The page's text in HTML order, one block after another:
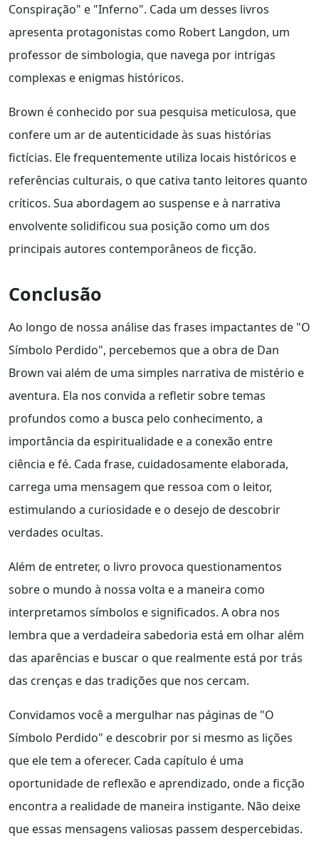
Conspiração" e "Inferno". Cada um desses livros
apresenta protagonistas como Robert Langdon, um
professor de simbologia, que navega por intrigas
complexas e enigmas históricos.
Brown é conhecido por sua pesquisa meticulosa, que
confere um ar de autenticidade às suas histórias
fictícias. Ele frequentemente utiliza locais históricos e
referências culturais, o que cativa tanto leitores quanto
críticos. Sua abordagem ao suspense e à narrativa
envolvente solidificou sua posição como um dos
principais autores contemporâneos de ficção.
Conclusão
Ao longo de nossa análise das frases impactantes de "O
Símbolo Perdido", percebemos que a obra de Dan
Brown vai além de uma simples narrativa de mistério e
aventura. Ela nos convida a refletir sobre temas
profundos como a busca pelo conhecimento, a
importância da espiritualidade e a conexão entre
ciência e fé. Cada frase, cuidadosamente elaborada,
carrega uma mensagem que ressoa com o leitor,
estimulando a curiosidade e o desejo de descobrir
verdades ocultas.
Além de entreter, o livro provoca questionamentos
sobre o mundo à nossa volta e a maneira como
interpretamos símbolos e significados. A obra nos
lembra que a verdadeira sabedoria está em olhar além
das aparências e buscar o que realmente está por trás
das crenças e das tradições que nos cercam.
Convidamos você a mergulhar nas páginas de "O
Símbolo Perdido" e descobrir por si mesmo as lições
que ele tem a oferecer. Cada capítulo é uma
oportunidade de reflexão e aprendizado, onde a ficção
encontra a realidade de maneira instigante. Não deixe
que essas mensagens valiosas passem despercebidas.